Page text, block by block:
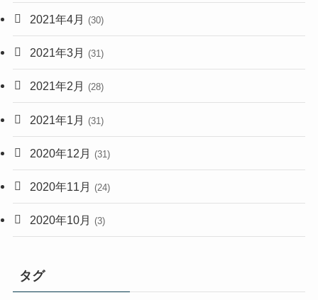
2021年4月 (30)
2021年3月 (31)
2021年2月 (28)
2021年1月 (31)
2020年12月 (31)
2020年11月 (24)
2020年10月 (3)
タグ